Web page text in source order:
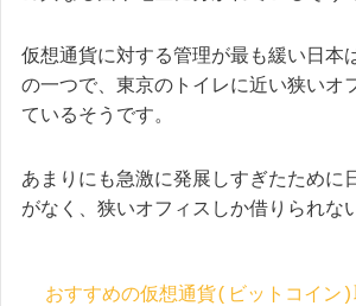
仮想通貨に対する管理が最も緩い日本
の一つで、東京のトイレに近い狭いオ
ているそうです。
あまりにも急激に発展しすぎたために
がなく、狭いオフィスしか借りられな
おすすめの仮想通貨(ビットコイン